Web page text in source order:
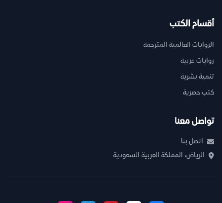
أقسام الكتب
الروايات العالمية المترجمة
روايات عربية
تنمية بشرية
كتب حصرية
تواصل معنا
اتصل بنا
الرياض، المملكة العربية السعودية